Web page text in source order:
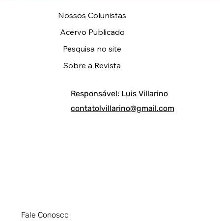
Fale Conosco
Responsável: Luis Villarino
contatolvillarino@gmail.com
Nossos Colunistas
Acervo Publicado
Pesquisa no site
Sobre a Revista